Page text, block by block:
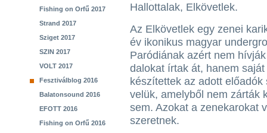
Fishing on Orfű 2017
Strand 2017
Sziget 2017
SZIN 2017
VOLT 2017
Fesztiválblog 2016
Balatonsound 2016
EFOTT 2016
Fishing on Orfű 2016
Hallottalak, Elkövetlek.
Az Elkövetlek egy zenei
év ikonikus magyar
Paródiának azért nem
dalokat írtak át, hanem
készítettek az adott
velük, amelyből nem zárták
sem. Azokat a zenekarokat
szeretnek.